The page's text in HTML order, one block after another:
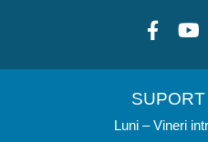
Luni – Vineri